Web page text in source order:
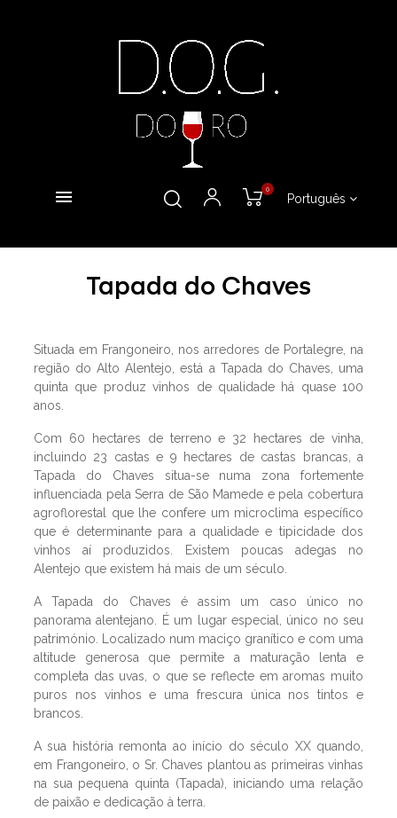
Português
0
Tapada do Chaves
Situada em Frangoneiro, nos arredores de Portalegre, na
região do Alto Alentejo, está a Tapada do Chaves, uma
quinta que produz vinhos de qualidade há quase 100
anos.
Com 60 hectares de terreno e 32 hectares de vinha,
incluindo 23 castas e 9 hectares de castas brancas, a
Tapada do Chaves situa-se numa zona fortemente
influenciada pela Serra de São Mamede e pela cobertura
agroflorestal que lhe confere um microclima específico
que é determinante para a qualidade e tipicidade dos
vinhos aí produzidos. Existem poucas adegas no
Alentejo que existem há mais de um século.
A Tapada do Chaves é assim um caso único no
panorama alentejano. É um lugar especial, único no seu
património. Localizado num maciço granítico e com uma
altitude generosa que permite a maturação lenta e
completa das uvas, o que se reflecte em aromas muito
puros nos vinhos e uma frescura única nos tintos e
brancos.
A sua história remonta ao início do século XX quando,
em Frangoneiro, o Sr. Chaves plantou as primeiras vinhas
na sua pequena quinta (Tapada), iniciando uma relação
de paixão e dedicação à terra.